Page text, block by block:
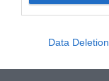
Data Deletion